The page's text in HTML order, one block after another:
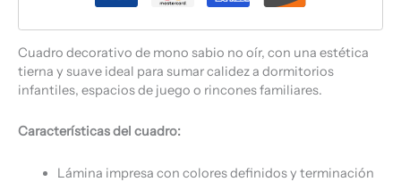
Cuadro decorativo de mono sabio no oír, con una estética
tierna y suave ideal para sumar calidez a dormitorios
infantiles, espacios de juego o rincones familiares.
Características del cuadro:
Lámina impresa con colores definidos y terminación